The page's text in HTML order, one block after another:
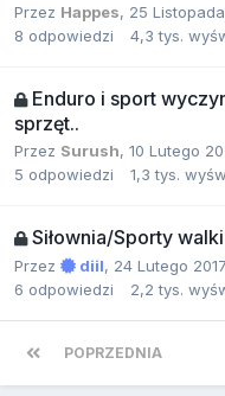
Przez Happes, 25
8 odpowiedzi 4,3 tys.
Enduro i sport
sprzęt..
Przez Surush, 10 Lutego
5 odpowiedzi 1,3 tys.
Siłownia/Sporty walki
Przez diil, 24 Lutego 2017
6 odpowiedzi 2,2 tys.
POPRZEDNIA